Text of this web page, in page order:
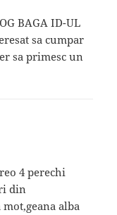
BAGA ID-UL
sa cumpar
sa primesc un
4 perechi
din
alba